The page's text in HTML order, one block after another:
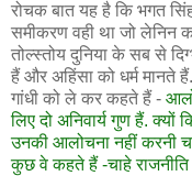
रोचक बात यह है कि भगत
समीकरण वही था जो लेनिन
तोल्स्तोय दुनिया के सब से
हैं और अहिंसा को धर्म मानते
गांधी को ले कर कहते हैं -
लिए दो अनिवार्य गुण हैं. क्यों
उनकी आलोचना नहीं करनी
कुछ वे कहते हैं -चाहे राजनीति